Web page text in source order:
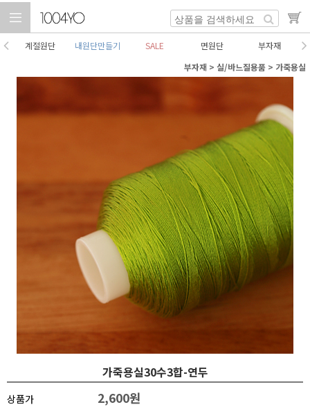
계절원단 내원단만들기 SALE 면원단
부자재
부자재 > 실/바느질용품 > 가죽용실
가죽용실30수3합-연두
상품가 2,600원